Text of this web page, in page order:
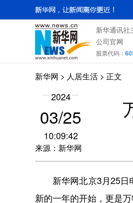
新华通讯社
公司官网
股票代码：
新华网 > 人居生活 > 正文
2024
03/25
10:09:42
来源：新华网
新华网北京3月25日电
新的一年的开始，更是